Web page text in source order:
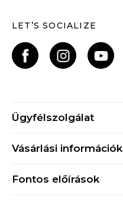
LET’S SOCIALIZE
Ügyfélszolgálat
online@buzzsneakers.hu
Vásárlási információk
Fontos előírások